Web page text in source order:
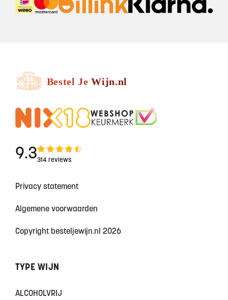
9.3314 reviews
Privacy statement
Algemene voorwaarden
Copyright besteljewijn.nl 2026
TYPE WIJN
ALCOHOLVRIJ